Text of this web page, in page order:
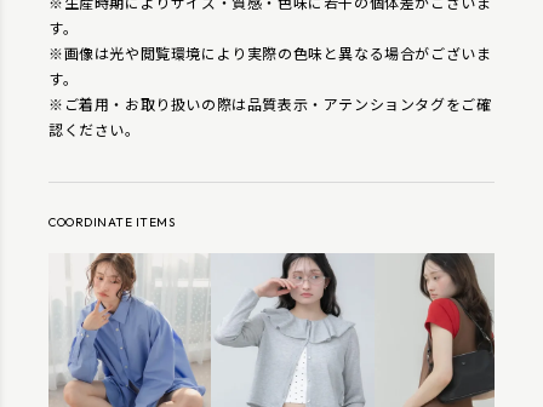
す。
※画像は光や閲覧環境により実際の色味と異なる場合がございま
す。
※ご着用・お取り扱いの際は品質表示・アテンションタグをご確
認ください。
COORDINATE ITEMS